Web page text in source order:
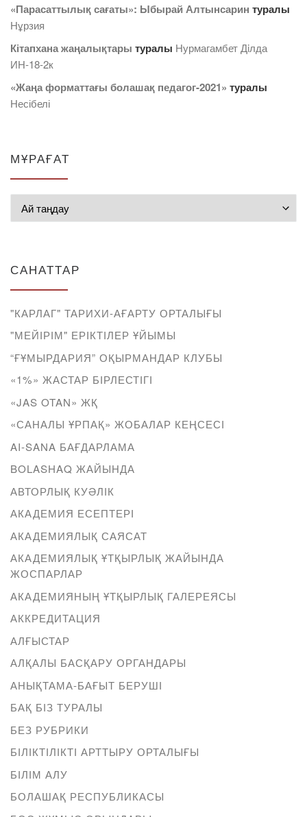
«Парасаттылық сағаты»: Ыбырай Алтынсарин туралы
Нұрзия
Кітапхана жаңалықтары туралы Нурмагамбет Дiлда
ИН-18-2к
«Жаңа форматтағы болашақ педагог-2021» туралы
Несібелі
МҰРАҒАТ
САНАТТАР
"КАРЛАГ" ТАРИХИ-АҒАРТУ ОРТАЛЫҒЫ
"МЕЙІРІМ" ЕРІКТІЛЕР ҰЙЫМЫ
“ҒҰМЫРДАРИЯ” ОҚЫРМАНДАР КЛУБЫ
«1%» ЖАСТАР БІРЛЕСТІГІ
«JAS OTAN» ЖҚ
«САНАЛЫ ҰРПАҚ» ЖОБАЛАР КЕҢСЕСІ
AI-SANA БАҒДАРЛАМА
BOLASHAQ ЖАЙЫНДА
АВТОРЛЫҚ КУӘЛІК
АКАДЕМИЯ ЕСЕПТЕРІ
АКАДЕМИЯЛЫҚ САЯСАТ
АКАДЕМИЯЛЫҚ ҰТҚЫРЛЫҚ ЖАЙЫНДА
ЖОСПАРЛАР
АКАДЕМИЯНЫҢ ҰТҚЫРЛЫҚ ГАЛЕРЕЯСЫ
АККРЕДИТАЦИЯ
АЛҒЫСТАР
АЛҚАЛЫ БАСҚАРУ ОРГАНДАРЫ
АНЫҚТАМА-БАҒЫТ БЕРУШІ
БАҚ БІЗ ТУРАЛЫ
БЕЗ РУБРИКИ
БІЛІКТІЛІКТІ АРТТЫРУ ОРТАЛЫҒЫ
БІЛІМ АЛУ
БОЛАШАҚ РЕСПУБЛИКАСЫ